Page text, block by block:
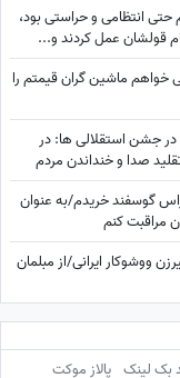
حتی انتظامی و حراستی بود،
قولشان عمل کردند و...
ماشین گران قیمتم را
در جشن استقلالی ها: در
صدا و خنداندن مردم
بیرانوند دروازه‌بان تراکتور: برای خانوادم 300 راس گوسفند خریدم/به عنوان
ووشوکار ایرانی/از مبلمان
بک لینک پالاز موکت